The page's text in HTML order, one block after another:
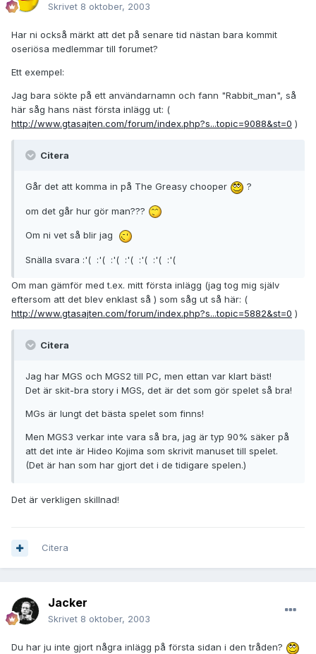
Skrivet 8 oktober, 2003
Har ni också märkt att det på senare tid nästan bara kommit
oseriösa medlemmar till forumet?
Ett exempel:
Jag bara sökte på ett användarnamn och fann "Rabbit_man", så
här såg hans näst första inlägg ut: (
http://www.gtasajten.com/forum/index.php?s...topic=9088&st=0 )
Citera
Går det att komma in på The Greasy chooper ?
om det går hur gör man???
Om ni vet så blir jag
Snälla svara :'( :'( :'( :'( :'( :'( :'(
Om man gämför med t.ex. mitt första inlägg (jag tog mig själv
eftersom att det blev enklast så ) som såg ut så här: (
http://www.gtasajten.com/forum/index.php?s...topic=5882&st=0 )
Citera
Jag har MGS och MGS2 till PC, men ettan var klart bäst!
Det är skit-bra story i MGS, det är det som gör spelet så bra!
MGs är lungt det bästa spelet som finns!
Men MGS3 verkar inte vara så bra, jag är typ 90% säker på
att det inte är Hideo Kojima som skrivit manuset till spelet.
(Det är han som har gjort det i de tidigare spelen.)
Det är verkligen skillnad!
Citera
Jacker
Skrivet 8 oktober, 2003
Du har ju inte gjort några inlägg på första sidan i den tråden?